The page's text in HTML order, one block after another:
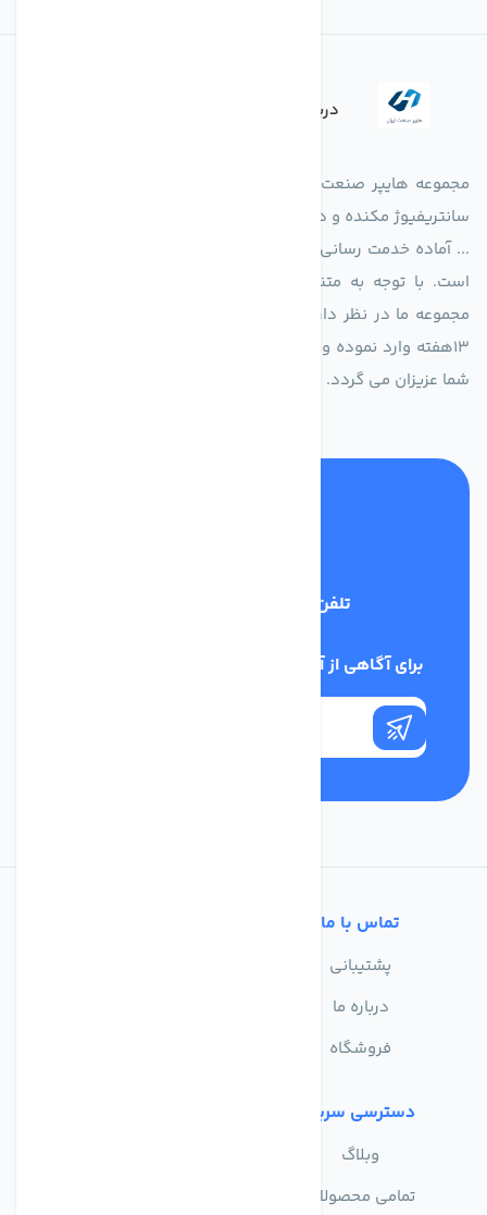
درباره فروشگاه
مجموعه هایپر صنعت ایران در امر تولید و واردات انواع فن های
سانتریفیوژ مکنده و دمنده آکسیال، سقفی، بین کانالی، مرغداری و
... آماده خدمت رسانی به شرکت های تولیدی، صنعتی و ساختمانی
است. با توجه به متنوع بودن فن های تولیدی کمپانی اروپایی
مجموعه ما در نظر دارد کالاهای تخصصی شما عزیزان رو در صرف
13هفته وارد نموده و این عمر باعث صرفه جویی در هزینه و زمان
شما عزیزان می گردد.
تلفن پشتیبانی
برای آگاهی از آخرین اخبار در خبرنامه ما عضو شوید
تماس با ما
پشتیبانی
درباره ما
فروشگاه
دسترسی سریع
وبلاگ
تمامی محصولات